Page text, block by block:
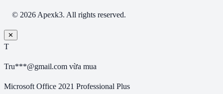
© 2026 Apexk3. All rights reserved.
✕
T
Tru***@gmail.com vừa mua
Microsoft Office 2021 Professional Plus